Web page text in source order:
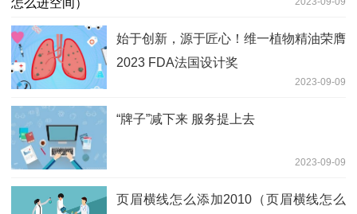
始于创新，源于匠心！维一植物精油荣膺
2023 FDA法国设计奖
2023-09-09
“牌子”减下来 服务提上去
2023-09-09
页眉横线怎么添加2010（页眉横线怎么